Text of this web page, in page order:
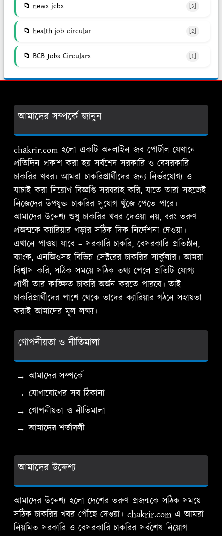
news jobs [3]
health job circular [2]
BCB Jobs Circulars [1]
আমাদের সম্পর্কে জানুন
chakrir.com হলো একটি অনলাইন জব পোর্টাল যেখানে
প্রতিদিন প্রকাশ করা হয় সর্বশেষ সরকারি ও বেসরকারি
চাকরির খবর। আমরা চাকরিপ্রার্থীদের জন্য নির্ভরযোগ্য ও
যাচাই করা নিয়োগ বিজ্ঞপ্তি সরবরাহ করি, যাতে তারা সহজেই
নিজেদের উপযুক্ত চাকরির সুযোগ খুঁজে পেতে পারে।
আমাদের উদ্দেশ্য শুধু চাকরির খবর দেওয়া নয়, বরং তরুণ
প্রজন্মকে ক্যারিয়ার গড়ার সঠিক দিক নির্দেশনা দেওয়া।
এখানে পাওয়া যাবে – সরকারি চাকরি, বেসরকারি প্রতিষ্ঠান,
ব্যাংক, এনজিওসহ বিভিন্ন সেক্টরের চাকরির সার্কুলার। আমরা
বিশ্বাস করি, সঠিক সময়ে সঠিক তথ্য পেলে প্রতিটি যোগ্য
প্রার্থী তার কাঙ্ক্ষিত চাকরি অর্জন করতে পারবে। তাই
চাকরিপ্রার্থীদের পাশে থেকে তাদের ক্যারিয়ার গঠনে সহায়তা
করাই আমাদের মূল লক্ষ্য।
গোপনীয়তা ও নীতিমালা
→ আমাদের সম্পর্কে
→ যোগাযোগের সব ঠিকানা
→ গোপনীয়তা ও নীতিমালা
→ আমাদের শর্তাবলী
আমাদের উদ্দেশ্য
আমাদের উদ্দেশ্য হলো দেশের তরুণ প্রজন্মকে সঠিক সময়ে
সঠিক চাকরির খবর পৌঁছে দেওয়া। chakrir.com এ আমরা
নিয়মিত সরকারি ও বেসরকারি চাকরির সর্বশেষ নিয়োগ